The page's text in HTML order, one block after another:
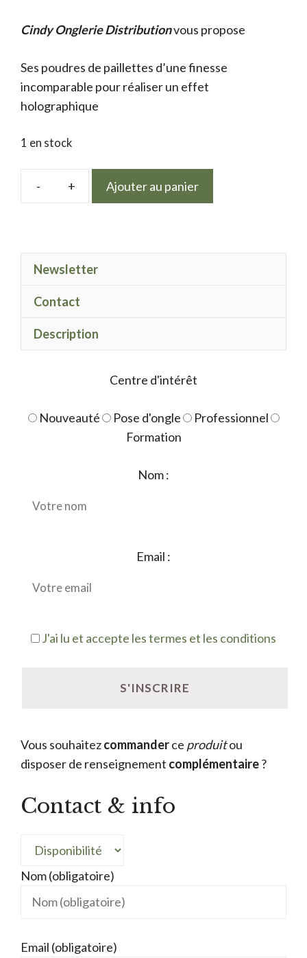
initial
2.20 €.
actuel
1.20 €.
Cindy Onglerie Distributionvous propose
Ses poudres de paillettes d’une finesse
incomparable pour réaliser un effet
holographique
1 en stock
quantité
Holofine
11
Ajouter au panier
Newsletter
Contact
Description
Centre d'intérêt
Nouveauté Pose d'ongle
Professionnel
Formation
Nom :
Email :
J'ai lu et accepte les termes et les conditions
Vous souhaitezcommanderce produitou
disposer de renseignement complémentaire?
Contact & info
Nom (obligatoire)
Email (obligatoire)